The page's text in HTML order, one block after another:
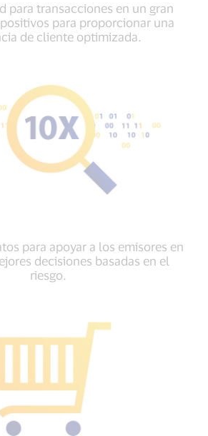
para transacciones en un gran
para proporcionar una
de cliente optimizada.
para apoyar a los emisores en
decisiones basadas en el
riesgo.